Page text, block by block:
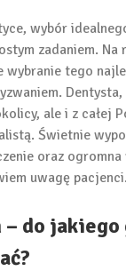
wybór
zadaniem. Na
wybranie tego
ale i z całej
Świetnie
oraz ogromna
uwagę pacjenci.
– do